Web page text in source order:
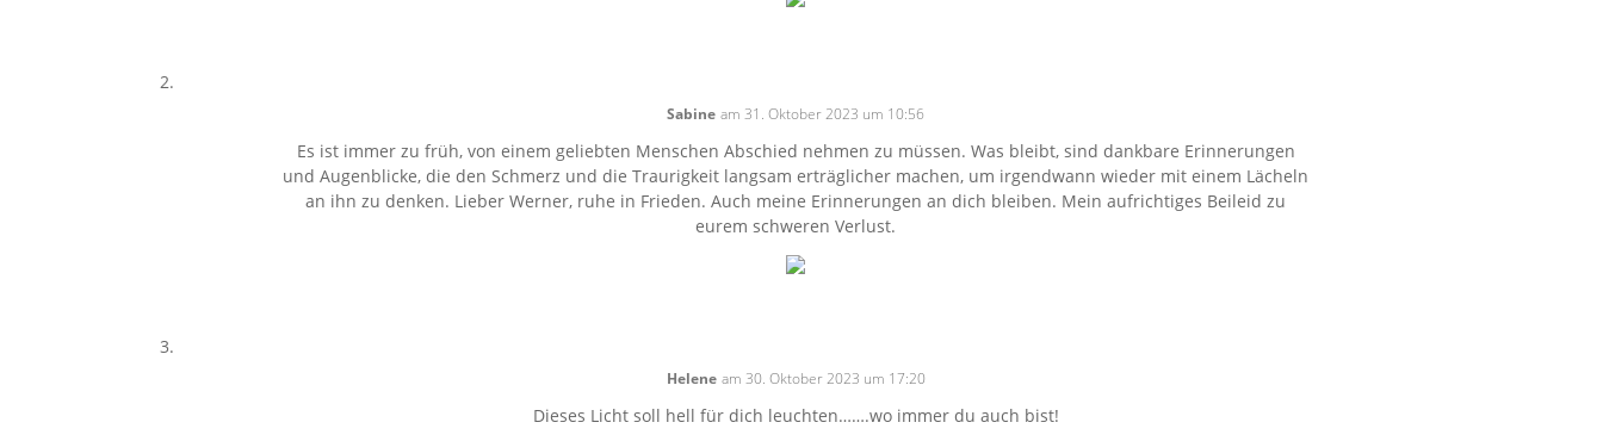
Sabine am 31. Oktober 2023 um 10:56
Es ist immer zu früh, von einem geliebten Menschen Abschied nehmen zu müssen. Was bleibt, sind dankbare Erinnerungen
und Augenblicke, die den Schmerz und die Traurigkeit langsam erträglicher machen, um irgendwann wieder mit einem Lächeln
an ihn zu denken. Lieber Werner, ruhe in Frieden. Auch meine Erinnerungen an dich bleiben. Mein aufrichtiges Beileid zu
eurem schweren Verlust.
Helene am 30. Oktober 2023 um 17:20
Dieses Licht soll hell für dich leuchten…….wo immer du auch bist!